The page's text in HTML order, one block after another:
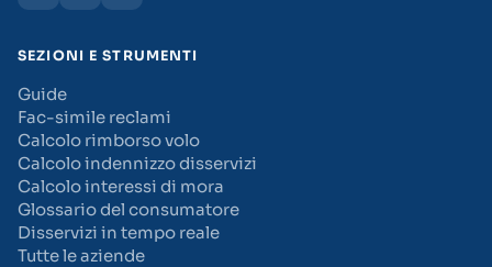
SEZIONI E STRUMENTI
Guide
Fac-simile reclami
Calcolo rimborso volo
Calcolo indennizzo disservizi
Calcolo interessi di mora
Glossario del consumatore
Disservizi in tempo reale
Tutte le aziende